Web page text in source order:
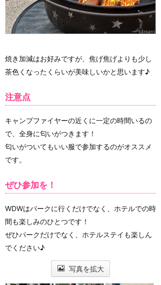
焼き加減はお好みですが、焦げ焦げよりも少し
茶色くなったくらいが美味しいかと思います♪
注意点
キャンプファイヤーの近くに一定の時間いるの
で、全身に匂いがつきます！
匂いがついてもいい服で参加するのがオススメ
です。
ぜひ参加を！
WDWはパークに行くだけでなく、ホテルでの時
間も楽しみのひとつです！
ぜひパークだけでなく、ホテルステイも楽しん
でください♪
写真を拡大